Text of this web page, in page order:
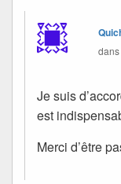
Je suis
est
Merci d’être